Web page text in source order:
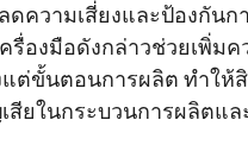
ดความเสี่ยงและป้องกัน
รื่องมือดังกล่าวช่วยเพิ่ม
แต่ขั้นตอนการผลิต ทำใ
สียในกระบวนการผลิตแ